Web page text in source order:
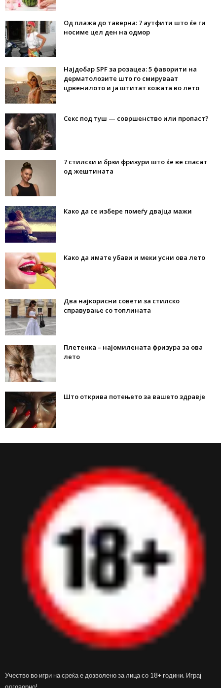
Од плажа до таверна: 7 аутфити што ќе ги
носиме цел ден на одмор
Најдобар SPF за розацеа: 5 фаворити на
дерматолозите што го смируваат
црвенилото и ја штитат кожата во лето
Секс под туш — совршенство или пропаст?
7 стилски и брзи фризури што ќе ве спасат
од жештината
Како да се избере помеѓу двајца мажи
Како да имате убави и меки усни ова лето
Два најкорисни совети за стилско
справување со топлината
Плетенка – најомилената фризура за ова
лето
Што открива потењето за вашето здравје
Учество во игри на среќа е дозволено за лица со 18+ години. Играј